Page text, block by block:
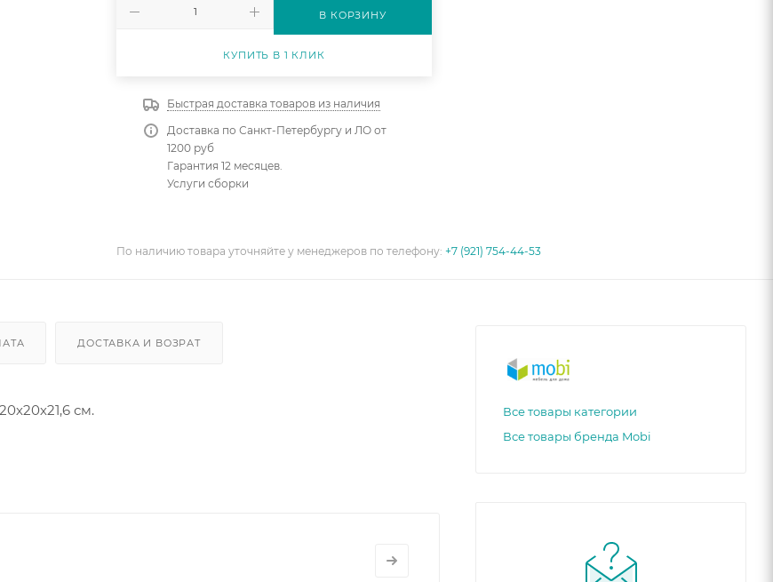
В КОРЗИНУ
КУПИТЬ В 1 КЛИК
Быстрая доставка товаров из наличия
Доставка по Санкт-Петербургу и ЛО от
1200 руб
Гарантия 12 месяцев.
Услуги сборки
По наличию товара уточняйте у менеджеров по телефону:+7 (921) 754-44-53
ДОСТАВКА И ВОЗРАТ
см.
Все товары категории
Все товары бренда Mobi